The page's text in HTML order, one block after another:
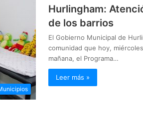
Hurlingham:
de los barrios
El Gobierno Municipal de
comunidad que hoy,
mañana, el Programa…
Leer más »